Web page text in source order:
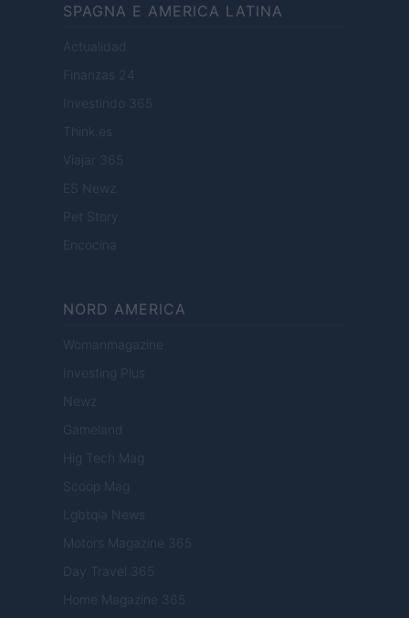
SPAGNA E AMERICA LATINA
Actualidad
Finanzas 24
Investindo 365
Think.es
Viajar 365
ES Newz
Pet Story
Encocina
NORD AMERICA
Womanmagazine
Investing Plus
Newz
Gameland
Hig Tech Mag
Scoop Mag
Lgbtqia News
Motors Magazine 365
Day Travel 365
Home Magazine 365